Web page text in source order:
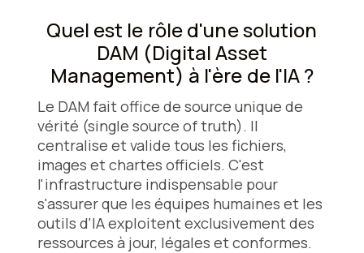
Quel est le rôle d'une solution
DAM (Digital Asset
Management) à l'ère de l'IA ?
Le DAM fait office de source unique de
vérité (single source of truth). Il
centralise et valide tous les fichiers,
images et chartes officiels. C'est
l'infrastructure indispensable pour
s'assurer que les équipes humaines et les
outils d'IA exploitent exclusivement des
ressources à jour, légales et conformes.